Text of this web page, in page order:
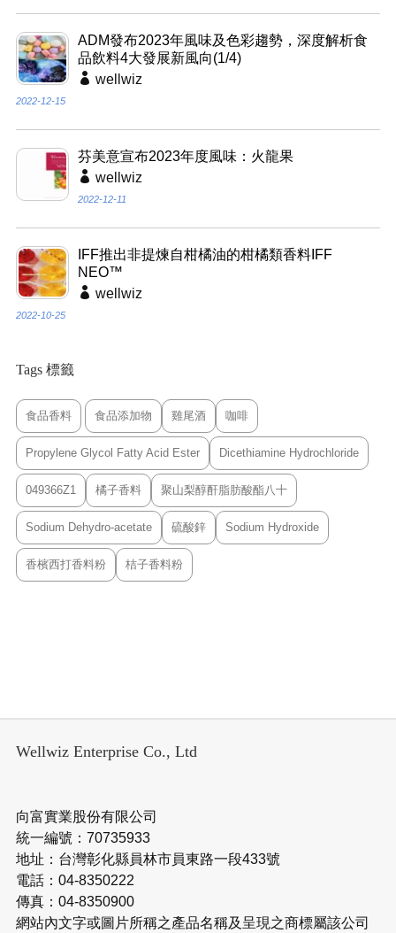
ADM發布2023年風味及色彩趨勢，深度解析食
品飲料4大發展新風向(1/4)
wellwiz
2022-12-15
芬美意宣布2023年度風味：火龍果
wellwiz
2022-12-11
IFF推出非提煉自柑橘油的柑橘類香料IFF
NEO™
wellwiz
2022-10-25
Tags 標籤
食品香料 食品添加物 雞尾酒 咖啡
Propylene Glycol Fatty Acid Ester Dicethiamine Hydrochloride
049366Z1 橘子香料 聚山梨醇酐脂肪酸酯八十
Sodium Dehydro-acetate 硫酸鋅 Sodium Hydroxide
香檳西打香料粉 桔子香料粉
Wellwiz Enterprise Co., Ltd
向富實業股份有限公司
統一編號：70735933
地址：台灣彰化縣員林市員東路一段433號
電話：04-8350222
傳真：04-8350900
網站內文字或圖片所稱之產品名稱及呈現之商標屬該公司